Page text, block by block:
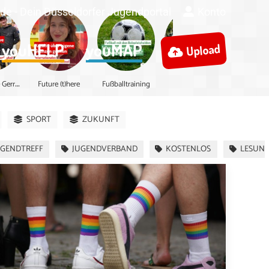
- Dein Düsseldorfer Jugendportal
youHELP youMAP Upload
S
portanlage Gerresheim Future (t)here Fußballtraining
SPORT ZUKUNFT
JUGENDVERBAND KOSTENLOS